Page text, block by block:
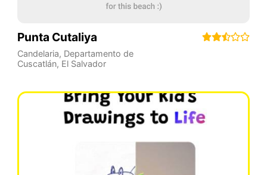
Punta Cutaliya
Candelaria, Departamento de
Cuscatlán, El Salvador